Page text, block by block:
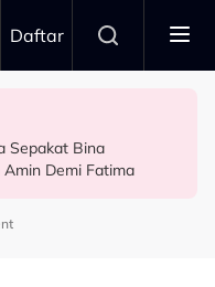
Daftar
– Maryam
Bentang
Sepakat Bina
Demi Fatima
Di Separuh Akhir, Aliff
Dah Tertulis”
Retno Terima
Pendapat